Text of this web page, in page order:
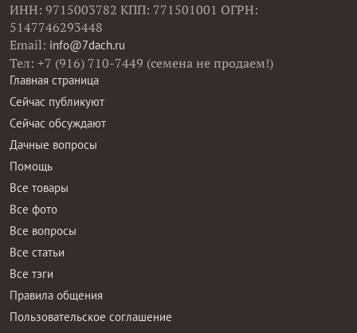
ИНН: 9715003782 КПП: 771501001 ОГРН:
5147746293448
Email: info@7dach.ru
Тел: +7 (916) 710-7449 (семена не продаем!)
Главная страница
Сейчас публикуют
Сейчас обсуждают
Дачные вопросы
Помощь
Все товары
Все фото
Все вопросы
Все статьи
Все тэги
Правила общения
Пользовательское соглашение